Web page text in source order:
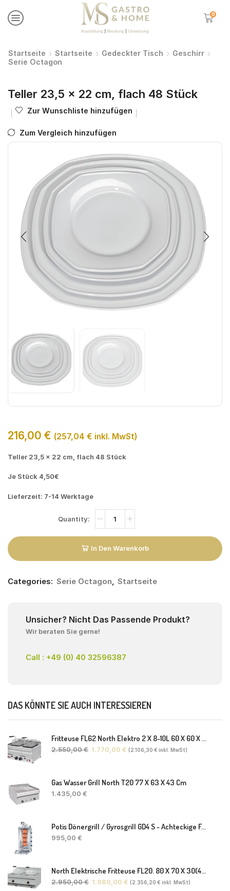
0
Startseite Startseite Gedeckter Tisch
Geschirr
Serie Octagon
Teller 23,5 x 22 cm, flach 48 Stück
Zur Wunschliste hinzufügen
Zum Vergleich hinzufügen
216,00 € (257,04 € inkl. MwSt)
Teller 23,5 x 22 cm, flach 48 Stück
Je Stück 4,50€
Lieferzeit: 7-14 Werktage
In Den Warenkorb
Categories: Serie Octagon, Startseite
Unsicher? Nicht Das Passende Produkt?
Wir beraten Sie gerne!
Call : +49 (0) 40 32596387
DAS KÖNNTE SIE AUCH INTERESSIEREN
Fritteuse FL62 North Elektro 2 X 8-10L 60 X 60 X 30(38) Cm
2.550,00€ 1.770,00 € (2.106,30 € inkl. MwSt)
Gas Wasser Grill North T20 77 X 63 X 43 Cm
1.435,00 €
Potis Dönergrill / Gyrosgrill GD4 S - Achteckige Fettwanne-Ohne Schaufel
995,00 €
North Elektrische Fritteuse FL20. 80 X 70 X 30(46) Cm
2.950,00€ 1.980,00 € (2.356,20 € inkl. MwSt)